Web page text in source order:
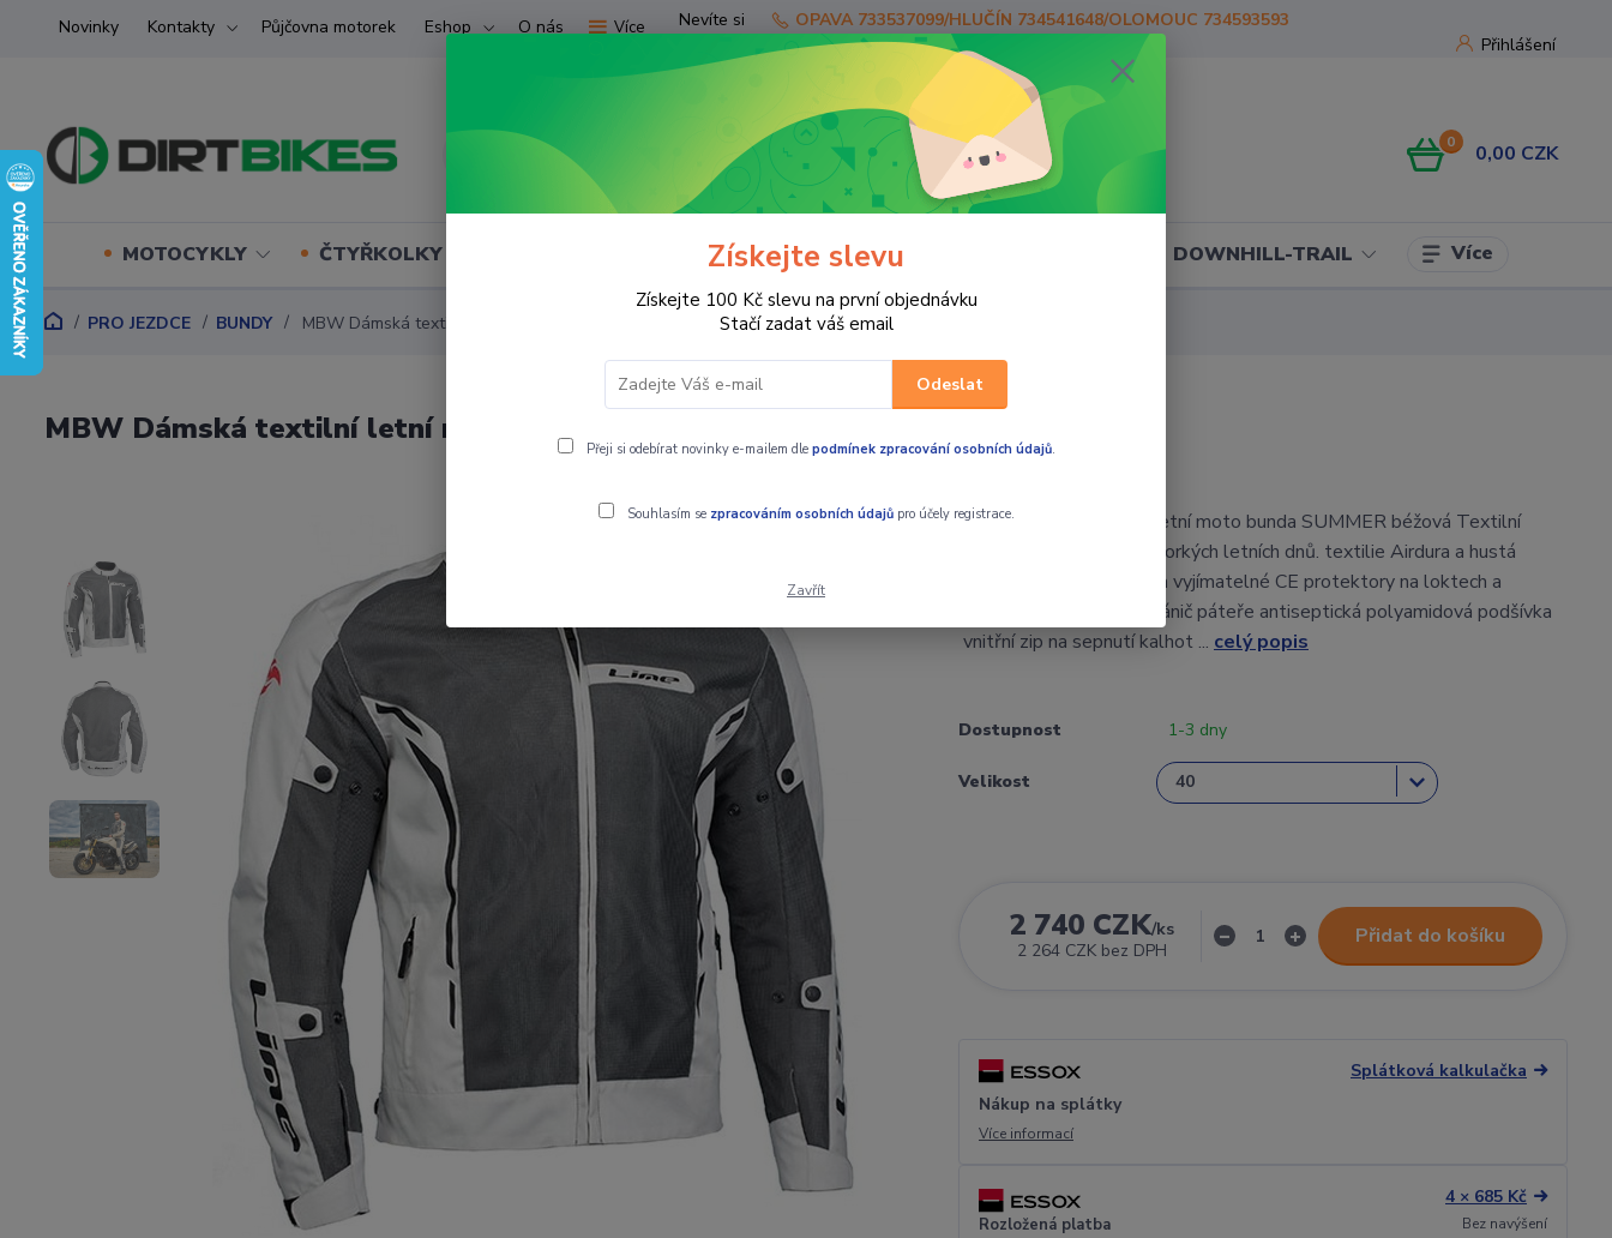
Novinky Kontakty Půjčovna motorek Eshop O nás Více
Přihlášení
Hledat
Nevíte si
rady?
Zavolejte.
OPAVA 733537099/HLUČÍN 734541648/OLOMOUC 734593593
0 0,00 CZK
MOTOCYKLY ČTYŘKOLKY (ATV) UTV SKÚTRY PRO JEZDCE DOWNHILL-TRAIL Více
PRO JEZDCE BUNDY MBW Dámská textilní letní moto bunda SUMMER béžová
MBW Dámská textilní letní moto bunda SUMMER béžová
MBW Dámská textilní letní moto bunda SUMMER béžová Textilní
moto bunda vhodná do horkých letních dnů. textilie Airdura a hustá
vysocepevnostní síťovina vyjímatelné CE protektory na loktech a
ramenou poretenový chránič páteře antiseptická polyamidová podšívka
vnitřní zip na sepnutí kalhot ... celý popis
Dostupnost 1-3 dny
Velikost
2 740 CZK/ks
2 264 CZK bez DPH
Přidat do košíku
Splátková kalkulačka
Nákup na splátky
Více informací
Rozložená platba
4 × 685 Kč
Bez navýšení
Získejte slevu
Získejte 100 Kč slevu na první objednávku
Stačí zadat váš email
Odeslat
Přeji si odebírat novinky e-mailem dle podmínek zpracování osobních údajů.
Souhlasím se zpracováním osobních údajůpro účely registrace.
Zavřít